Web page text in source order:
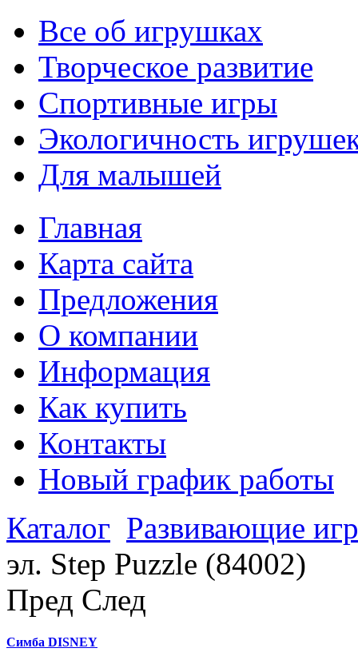
Все об игрушках
Творческое развитие
Спортивные игры
Экологичность
Для малышей
Главная
Карта сайта
Предложения
О компании
Информация
Как купить
Контакты
Новый график работы
Каталог Развивающие
эл. Step Puzzle (84002)
Пред След
Симба DISNEY